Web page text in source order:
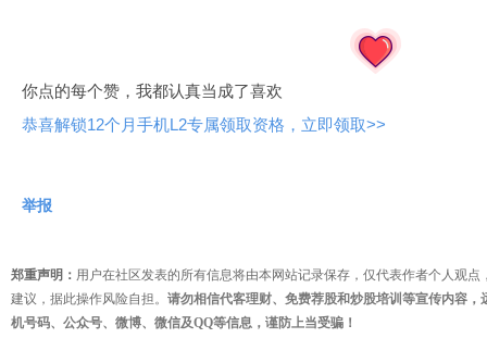
你点的每个赞，我都认真当成了喜欢
恭喜解锁12个月手机L2专属领取资格，立即领取>>
举报
郑重声明： 用户在社区发表的所有信息将由本网站记录保存，仅代表作者个人观
建议，据此操作风险自担。 请勿相信代客理财、免费荐股和炒股培训等宣传内容
机号码、公众号、微博、微信及QQ等信息，谨防上当受骗！